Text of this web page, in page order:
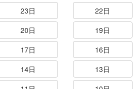
23日
22日
20日
19日
17日
16日
14日
13日